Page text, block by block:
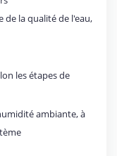
la qualité de l'eau,
les étapes de
ambiante, à